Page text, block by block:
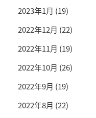
2023年1月 (19)
2022年12月 (22)
2022年11月 (19)
2022年10月 (26)
2022年9月 (19)
2022年8月 (22)